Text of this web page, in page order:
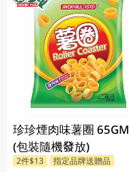
珍珍煙肉味薯圈 65GM
(包裝隨機發放)
2件$13 指定品牌送贈品